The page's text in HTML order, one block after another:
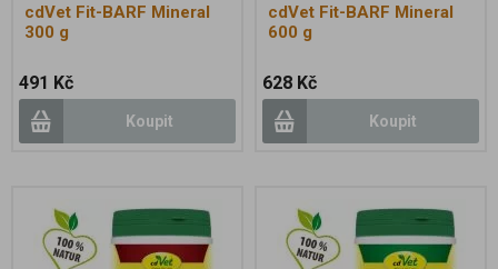
cdVet Fit-BARF Mineral
300 g
491 Kč
Koupit
cdVet Fit-BARF Mineral
600 g
628 Kč
Koupit